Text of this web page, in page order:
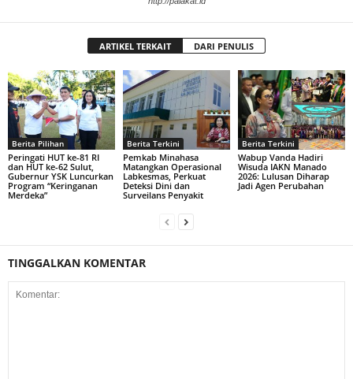
ARTIKEL TERKAIT DARI PENULIS
Berita Pilihan
Peringati HUT ke-81 RI
dan HUT ke-62 Sulut,
Gubernur YSK Luncurkan
Program “Keringanan
Merdeka”
Berita Terkini
Pemkab Minahasa
Matangkan Operasional
Labkesmas, Perkuat
Deteksi Dini dan
Surveilans Penyakit
Berita Terkini
Wabup Vanda Hadiri
Wisuda IAKN Manado
2026: Lulusan Diharap
Jadi Agen Perubahan
TINGGALKAN KOMENTAR